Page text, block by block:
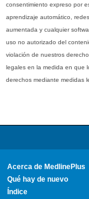
consentimiento expreso por
aprendizaje automático,
aumentada y cualquier
uso no autorizado del
violación de nuestros
legales en la medida en que
derechos mediante medidas
Acerca de MedlinePlus
Qué hay de nuevo
Índice